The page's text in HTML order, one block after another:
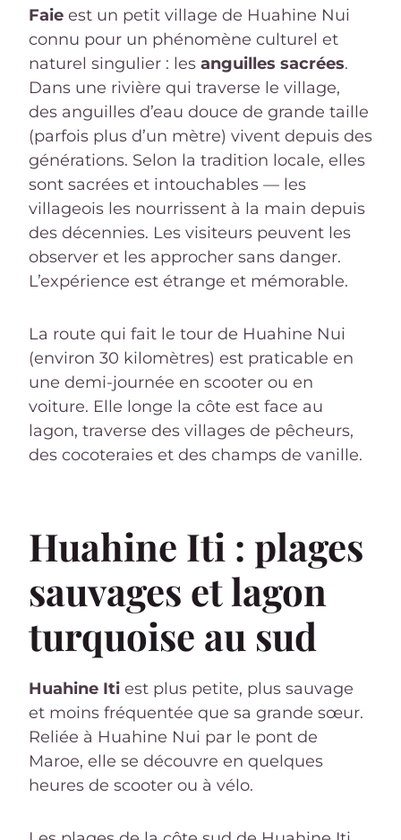
Faie est un petit village de Huahine Nui
connu pour un phénomène culturel et
naturel singulier : les anguilles sacrées.
Dans une rivière qui traverse le village,
des anguilles d’eau douce de grande taille
(parfois plus d’un mètre) vivent depuis des
générations. Selon la tradition locale, elles
sont sacrées et intouchables — les
villageois les nourrissent à la main depuis
des décennies. Les visiteurs peuvent les
observer et les approcher sans danger.
L’expérience est étrange et mémorable.
La route qui fait le tour de Huahine Nui
(environ 30 kilomètres) est praticable en
une demi-journée en scooter ou en
voiture. Elle longe la côte est face au
lagon, traverse des villages de pêcheurs,
des cocoteraies et des champs de vanille.
Huahine Iti : plages
sauvages et lagon
turquoise au sud
Huahine Iti est plus petite, plus sauvage
et moins fréquentée que sa grande sœur.
Reliée à Huahine Nui par le pont de
Maroe, elle se découvre en quelques
heures de scooter ou à vélo.